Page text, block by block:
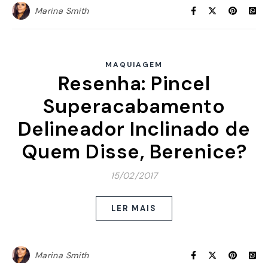
Marina Smith
MAQUIAGEM
Resenha: Pincel
Superacabamento
Delineador Inclinado de
Quem Disse, Berenice?
15/02/2017
LER MAIS
Marina Smith